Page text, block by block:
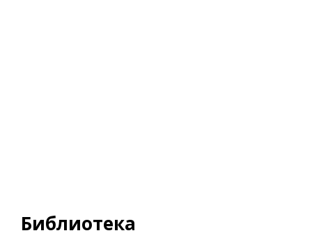
Библиотека